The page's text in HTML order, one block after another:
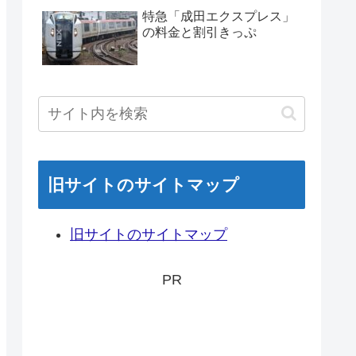
特急「成田エクスプレス」
の料金と割引きっぷ
旧サイトのサイトマップ
旧サイトのサイトマップ
PR